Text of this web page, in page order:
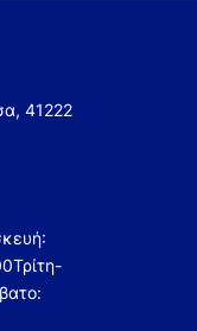
41222
Τρίτη-